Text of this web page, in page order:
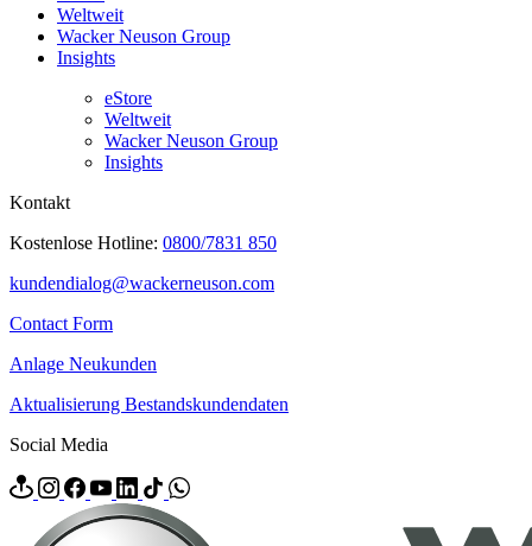
Weltweit
Wacker Neuson Group
Insights
eStore
Weltweit
Wacker Neuson Group
Insights
Kontakt
Kostenlose Hotline: 0800/7831 850
kundendialog@wackerneuson.com
Contact Form
Anlage Neukunden
Aktualisierung Bestandskundendaten
Social Media